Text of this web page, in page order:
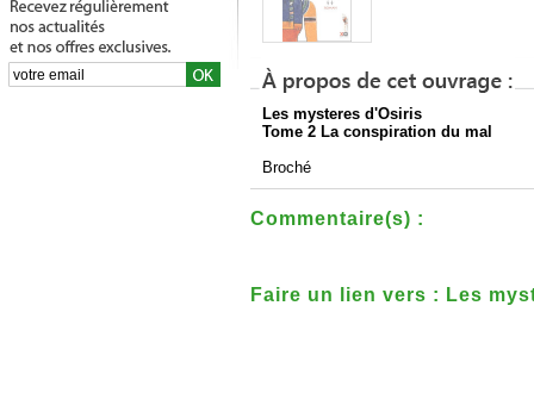
Les mysteres d'Osiris
Tome 2 La conspiration du mal
Broché
Commentaire(s) :
Faire un lien vers : Les